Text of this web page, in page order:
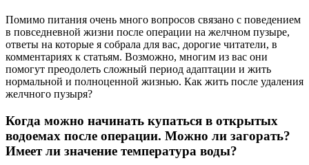
Помимо питания очень много вопросов связано с поведением
в повседневной жизни после операции на желчном пузыре,
ответы на которые я собрала для вас, дорогие читатели, в
комментариях к статьям. Возможно, многим из вас они
помогут преодолеть сложный период адаптации и жить
нормальной и полноценной жизнью. Как жить после удаления
желчного пузыря?
Когда можно начинать купаться в открытых
водоемах после операции. Можно ли загорать?
Имеет ли значение температура воды?